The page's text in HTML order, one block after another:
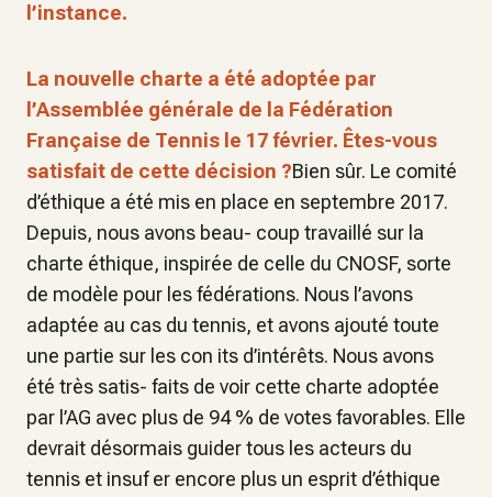
l’instance.
La nouvelle charte a été adoptée par
l’Assemblée générale de la Fédération
Française de Tennis le 17 février. Êtes-vous
satisfait de cette décision ?Bien sûr. Le comité
d’éthique a été mis en place en septembre 2017.
Depuis, nous avons beau- coup travaillé sur la
charte éthique, inspirée de celle du CNOSF, sorte
de modèle pour les fédérations. Nous l’avons
adaptée au cas du tennis, et avons ajouté toute
une partie sur les con its d’intérêts. Nous avons
été très satis- faits de voir cette charte adoptée
par l’AG avec plus de 94 % de votes favorables. Elle
devrait désormais guider tous les acteurs du
tennis et insuf er encore plus un esprit d’éthique